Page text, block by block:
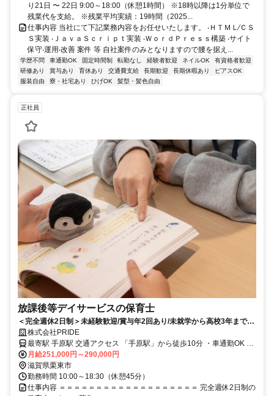
り21日 〜 22日 9:00～18:00（休憩1時間） ※18時以降は1分単位で
残業代を⽀給。 ※残業平均実績：19時間（2025...
仕事内容 当社にて下記業務内容をお任せいたします。 ‧ＨＴＭＬ∕ＣＳ
Ｓ実装 ‧ＪａｖａＳｃｒｉｐｔ実装 ‧ＷｏｒｄＰｒｅｓｓ構築 ‧サイト
保守‧運⽤‧改善 案件 等 ⾃社案件のみとなりますので腰を据え...
学歴不問 車通勤OK 固定時間制 転勤なし 経験者歓迎 ネイルOK
有資格者歓迎
研修あり
賞与あり 育休あり 交通費支給 長期歓迎 長期休暇あり
ピアスOK
服装自由
寮・社宅あり ひげOK 髪型・髪色自由
正社員
放課後等デイサービスの保育士
＜完全週休2日制＞未経験歓迎/賞与年2回あり/未就学から高校3年までの
子どもたちをサポート
株式会社PRIDE
最寄駅 手原駅 交通アクセス 「手原駅」から徒歩10分 ・車通勤OK ・
月給251,000円～290,000円
滋賀県栗東市
勤務時間 10:00～18:30（休憩45分）
仕事内容 ＝＝＝＝＝＝＝＝＝＝＝＝＝＝＝＝＝＝＝ 完全週休2日制の